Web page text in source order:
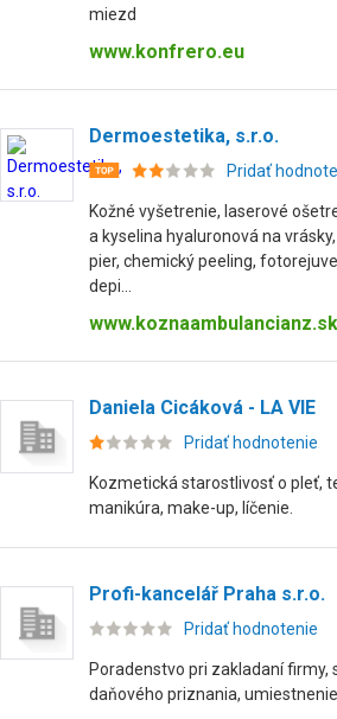
miezd
www.konfrero.eu
Dermoestetika, s.r.o.
Pridať
Kožné vyšetrenie, laserové
a kyselina hyaluronová na
pier, chemický peeling,
depi...
www.koznaambulancianz.sk
Daniela Cicáková - LA VIE
Pridať hodnotenie
Kozmetická starostlivosť o pleť,
manikúra, make-up, líčenie.
Profi-kancelář Praha s.r.o.
Pridať hodnotenie
Poradenstvo pri zakladaní firmy,
daňového priznania,